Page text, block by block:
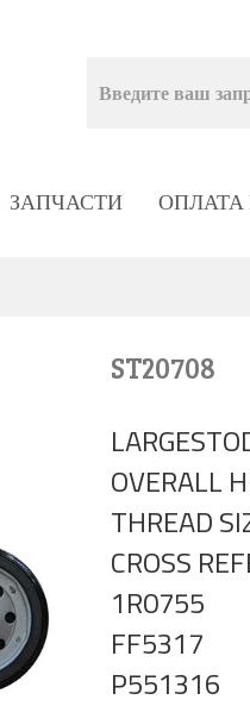
ЗАПЧАСТИ
ST20708
OVERALL
THREAD
CROSS
1R0755
FF5317
P551316